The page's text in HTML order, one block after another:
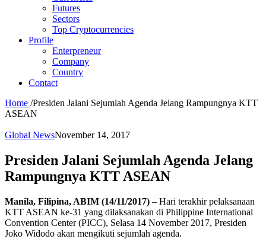
Futures
Sectors
Top Cryptocurrencies
Profile
Enterpreneur
Company
Country
Contact
Home /Presiden Jalani Sejumlah Agenda Jelang Rampungnya KTT
ASEAN
Global NewsNovember 14, 2017
Presiden Jalani Sejumlah Agenda Jelang
Rampungnya KTT ASEAN
Manila, Filipina, ABIM (14/11/2017) – Hari terakhir pelaksanaan
KTT ASEAN ke-31 yang dilaksanakan di Philippine International
Convention Center (PICC), Selasa 14 November 2017, Presiden
Joko Widodo akan mengikuti sejumlah agenda.